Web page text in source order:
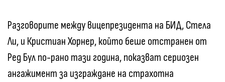
Разговорите между вицепрезидента на БИД, Стела
Ли, и Кристиан Хорнер, който беше отстранен от
Ред Бул по-рано тази година, показват сериозен
ангажимент за изграждане на страхотна